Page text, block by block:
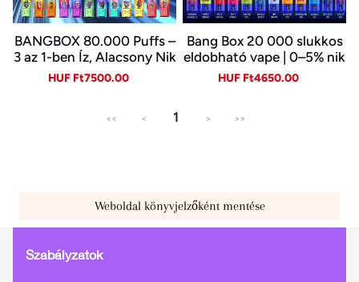
BANGBOX 80.000 Puffs –
3 az 1-ben Íz, Alacsony Nik
otin, Eredeti Újratölthető
Sale
HUF Ft7500.00
Bang Box 20 000 slukkos
eldobható vape | 0–5% nik
otin | újratölthető, Type-C
Sale
HUF Ft4650.00
<< < 1 > >>
Weboldal könyvjelzőként mentése
Szabályzatok